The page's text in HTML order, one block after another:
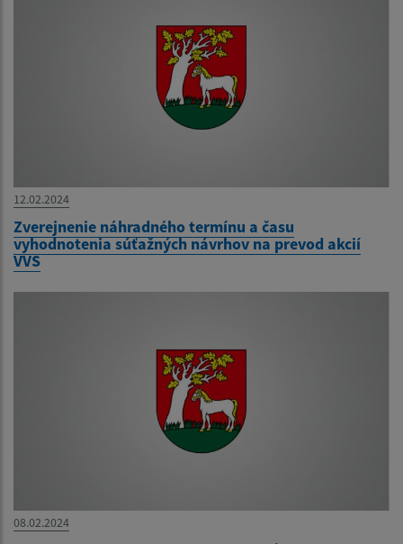
12.02.2024
Zverejnenie náhradného termínu a času
vyhodnotenia súťažných návrhov na prevod akcií
VVS
08.02.2024